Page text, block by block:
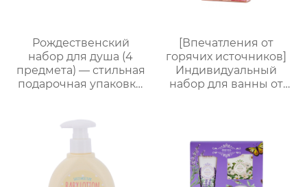
Рождественский
набор для душа (4
предмета) — стильная
подарочная упаковка,
комплект
[Впечатления от
горячих источников]
Индивидуальный
набор для ванны от
Шарик для ванны EVA
| Изысканная
подарочная коробка,
персонализируемая